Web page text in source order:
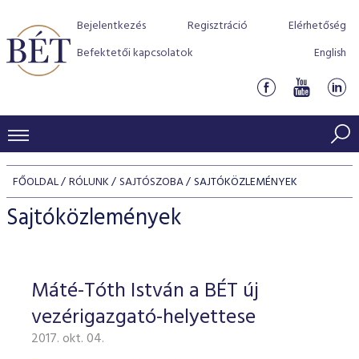
Bejelentkezés Regisztráció
Elérhetőség
Befektetői kapcsolatok
English
KERESKEDÉSI ADATOK
INDEXEK
Jelzáloglevél indexek
Vállalati kötvény indexek
Azonnali Piac
Részvények
Származékos piac
BEFEKTETŐK
Részvény szekció
Hitelpapír szekció
BÉT szabályzatok
Befektetővédelem
Alkalmazott díjstruktúra
Elszámolás
Részvény és vállalati kötvény tőzsdei bevezetését
program
BÉT Xtend - Részvénypiac egyszerűen
TŐZSDETAGOK
Tőzsdetagok, üzletkötők
VENDOROK
FŐOLDAL RÓLUNK SAJTÓSZOBA SAJTÓKÖZLEMÉNYEK
Sajtóközlemények
Máté-Tóth István a BÉT új
vezérigazgató-helyettese
2017. okt. 04.